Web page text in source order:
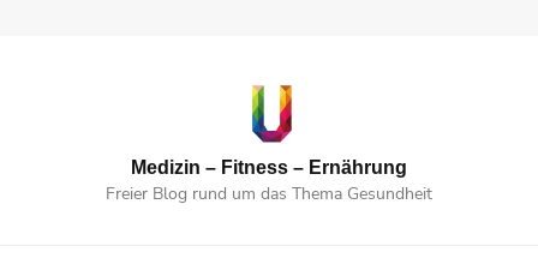
Medizin – Fitness – Ernährung
Freier Blog rund um das Thema Gesundheit